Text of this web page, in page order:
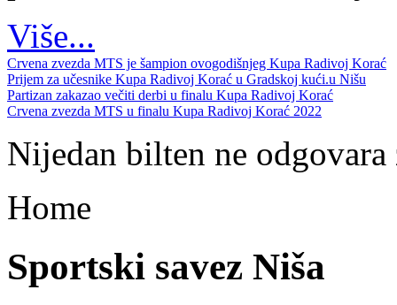
Više...
Crvena zvezda MTS je šampion ovogodišnjeg Kupa Radivoj Korać
Prijem za učesnike Kupa Radivoj Korać u Gradskoj kući.u Nišu
Partizan zakazao večiti derbi u finalu Kupa Radivoj Korać
Crvena zvezda MTS u finalu Kupa Radivoj Korać 2022
Nijedan bilten ne
Home
Sportski savez Niša